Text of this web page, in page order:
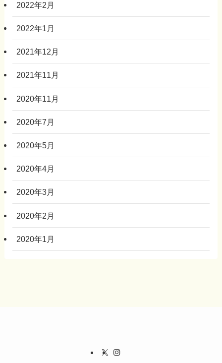
2022年2月
2022年1月
2021年12月
2021年11月
2020年11月
2020年7月
2020年5月
2020年4月
2020年3月
2020年2月
2020年1月